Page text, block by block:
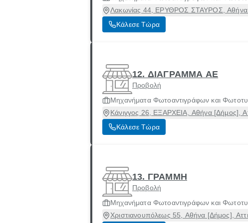
Λακωνίας 44, ΕΡΥΘΡΟΣ ΣΤΑΥΡΟΣ, Αθήνα
Κάλεσε Τώρα
12. ΔΙΑΓΡΑΜΜΑ ΑΕ
Προβολή
Μηχανήματα Φωτοαντιγράφων και
Κάνιγγος 26, ΕΞΑΡΧΕΙΑ, Αθήνα [Δήμος],
Κάλεσε Τώρα
13. ΓΡΑΜΜΗ
Προβολή
Μηχανήματα Φωτοαντιγράφων και
Χριστιανουπόλεως 55, Αθήνα [Δήμος],